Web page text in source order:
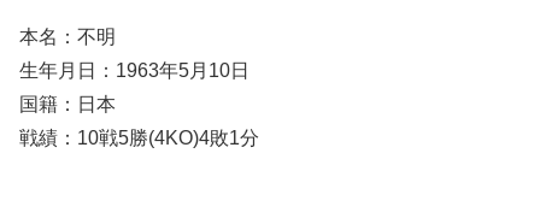
本名：不明
生年月日：1963年5月10日
国籍：日本
戦績：10戦5勝(4KO)4敗1分